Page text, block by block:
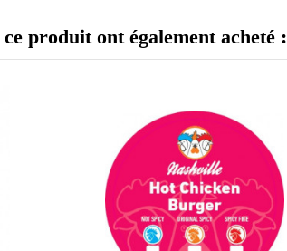
produit ont également acheté :